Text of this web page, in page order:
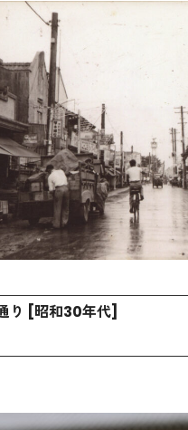
り [昭和30年代]